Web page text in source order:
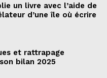
un livre avec l’aide de
d’une île où écrire
et rattrapage
bilan 2025